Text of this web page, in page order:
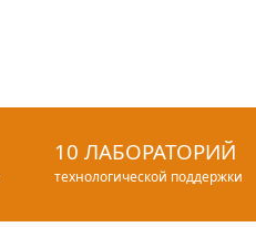
10 ЛАБОРАТОРИЙ
технологической поддержки